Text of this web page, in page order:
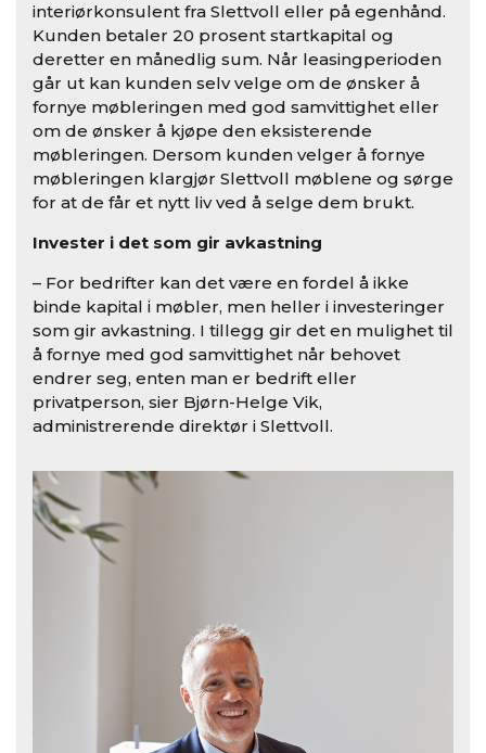
interiørkonsulent fra Slettvoll eller på egenhånd.
Kunden betaler 20 prosent startkapital og
deretter en månedlig sum. Når leasingperioden
går ut kan kunden selv velge om de ønsker å
fornye møbleringen med god samvittighet eller
om de ønsker å kjøpe den eksisterende
møbleringen. Dersom kunden velger å fornye
møbleringen klargjør Slettvoll møblene og sørge
for at de får et nytt liv ved å selge dem brukt.
Invester i det som gir avkastning
– For bedrifter kan det være en fordel å ikke
binde kapital i møbler, men heller i investeringer
som gir avkastning. I tillegg gir det en mulighet til
å fornye med god samvittighet når behovet
endrer seg, enten man er bedrift eller
privatperson, sier Bjørn-Helge Vik,
administrerende direktør i Slettvoll.